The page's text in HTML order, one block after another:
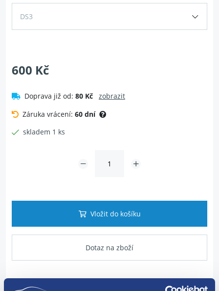
DS3
600 Kč
Doprava již od: 80 Kč
zobrazit
Záruka vrácení: 60 dní
skladem 1 ks
Vložit do košíku
Dotaz na zboží